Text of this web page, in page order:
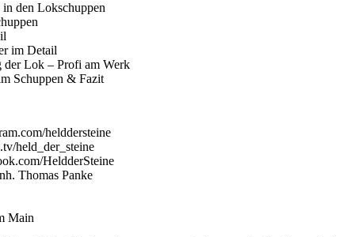
den Lokschuppen
im Detail
der Lok – Profi am Werk
Schuppen & Fazit
helddersteine
held_der_steine
HeldderSteine
Thomas Panke
Main